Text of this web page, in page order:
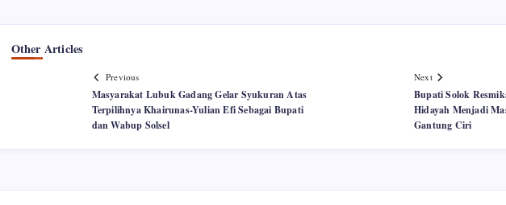
Other Articles
Previous
Masyarakat Lubuk Gadang Gelar Syukuran Atas
Terpilihnya Khairunas-Yulian Efi Sebagai Bupati
dan Wabup Solsel
Next
Bupati Solok
Hidayah Menjadi
Gantung Ciri